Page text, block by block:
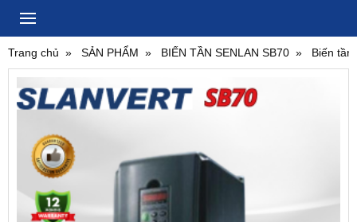
Trang chủ SẢN PHẨM BIẾN TẦN SENLAN SB70 Biến tần